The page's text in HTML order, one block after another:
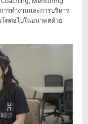
รทำงานและการบริหาร
โตต่อไปในอนาคตด้วย